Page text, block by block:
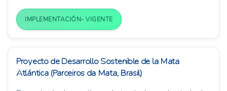
IMPLEMENTACIÓN- VIGENTE
Proyecto de Desarrollo Sostenible de la Mata
Atlántica (Parceiros da Mata, Brasil)